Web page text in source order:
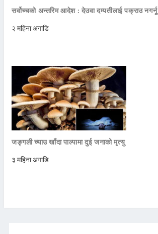
सर्वोच्चको अन्तरिम आदेश : देउवा दम्पतीलाई पक्राउ नगर्नू
२ महिना अगाडि
जङ्गली च्याउ खाँदा पाल्पामा दुई जनाको मृत्यु
३ महिना अगाडि